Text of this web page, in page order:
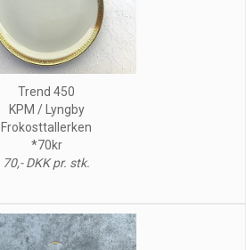
Trend 450
KPM / Lyngby
Frokosttallerken
*70kr
70,- DKK pr. stk.